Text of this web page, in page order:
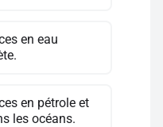
en eau
en pétrole et
les océans.